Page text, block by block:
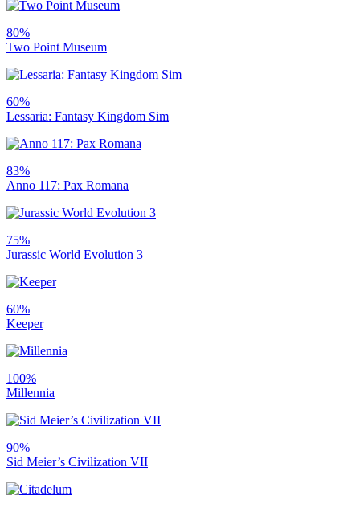
80%
Two Point Museum
60%
Lessaria: Fantasy Kingdom Sim
83%
Anno 117: Pax Romana
75%
Jurassic World Evolution 3
60%
Keeper
100%
Millennia
90%
Sid Meier’s Civilization VII